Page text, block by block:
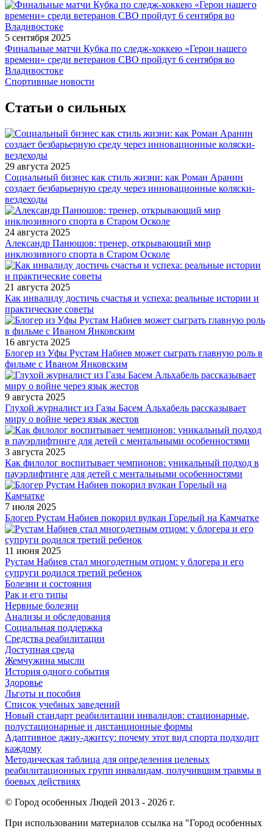
5 сентября 2025
Финальные матчи Кубка по следж-хоккею «Герои нашего
времени» среди ветеранов СВО пройдут 6 сентября во
Владивостоке
Спортивные новости
Статьи о сильных
29 августа 2025
Социальный бизнес как стиль жизни: как Роман Аранин
создает безбарьерную среду через инновационные коляски-
вездеходы
24 августа 2025
Александр Панюшов: тренер, открывающий мир
инклюзивного спорта в Старом Осколе
21 августа 2025
Как инвалиду достичь счастья и успеха: реальные истории и
практические советы
16 августа 2025
Блогер из Уфы Рустам Набиев может сыграть главную роль в
фильме с Иваном Янковским
9 августа 2025
Глухой журналист из Газы Басем Альхабель рассказывает
миру о войне через язык жестов
3 августа 2025
Как филолог воспитывает чемпионов: уникальный подход в
пауэрлифтинге для детей с ментальными особенностями
7 июля 2025
Блогер Рустам Набиев покорил вулкан Горелый на Камчатке
11 июня 2025
Рустам Набиев стал многодетным отцом: у блогера и его
супруги родился третий ребенок
Болезни и состояния
Рак и его типы
Нервные болезни
Анализы и обследования
Социальная поддержка
Средства реабилитации
Доступная среда
Жемчужина мысли
История одного события
Здоровье
Льготы и пособия
Список учебных заведений
Новый стандарт реабилитации инвалидов: стационарные,
полустационарные и дистанционные формы
Адаптивное джиу-джитсу: почему этот вид спорта подходит
каждому
Методическая таблица для определения целевых
реабилитационных групп инвалидам, получившим травмы в
боевых действиях
© Город особенных Людей 2013 - 2026 г.
При использовании материалов ссылка на "Город особенных